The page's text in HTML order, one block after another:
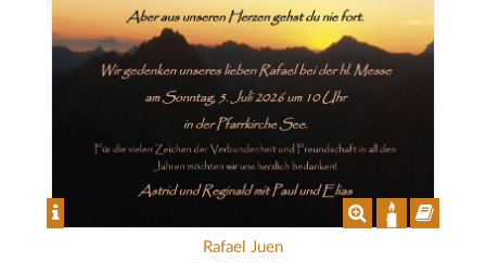
Rafael Juen